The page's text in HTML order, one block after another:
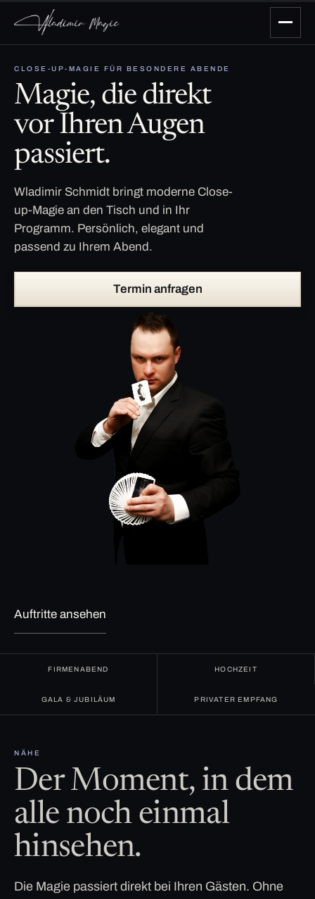
CLOSE-UP-MAGIE FÜR BESONDERE ABENDE
Magie, die direkt
vor Ihren Augen
passiert.
Wladimir Schmidt bringt moderne Close-
up-Magie an den Tisch und in Ihr
Programm. Persönlich, elegant und
passend zu Ihrem Abend.
Termin anfragen
Auftritte ansehen
FIRMENABEND HOCHZEIT
GALA & JUBILÄUM PRIVATER EMPFANG
NÄHE
Der Moment, in dem
alle noch einmal
hinsehen.
Die Magie passiert direkt bei Ihren Gästen. Ohne